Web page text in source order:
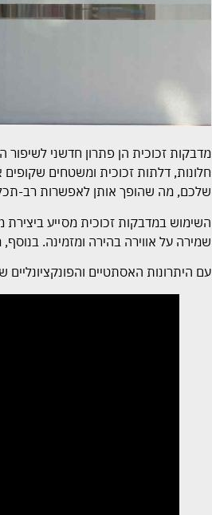
מדבקות זכוכית הן פתרון חדשני
חלונות, דלתות זכוכית ומשטחים
שלכם, מה שהופך אותן לאפשרות רב-
השימוש במדבקות זכוכית מסייע
שמירה על אווירה בהירה ומזמינה.
עם היתרונות האסתטיים